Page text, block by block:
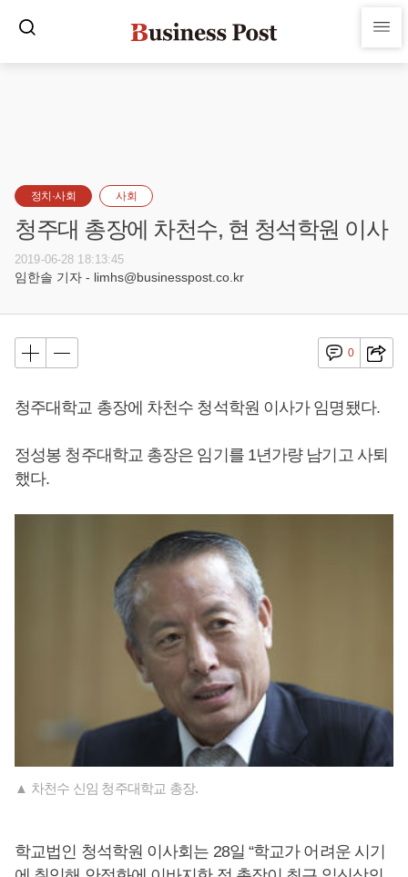
정치·사회 사회
청주대 총장에 차천수, 현 청석학원 이사
2019-06-28 18:13:45
임한솔 기자 - limhs@businesspost.co.kr
0
청주대학교 총장에 차천수 청석학원 이사가 임명됐다.
정성봉 청주대학교 총장은 임기를 1년가량 남기고 사퇴
했다.
▲ 차천수 신임 청주대학교 총장.
학교법인 청석학원 이사회는 28일 “학교가 어려운 시기